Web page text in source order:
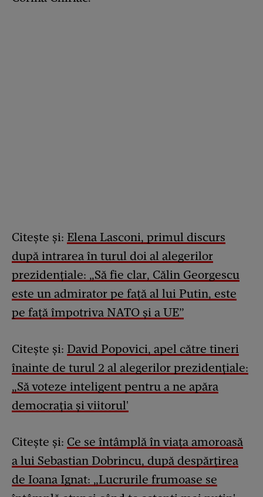
Citește și: Elena Lasconi, primul discurs
după intrarea în turul doi al alegerilor
prezidențiale: „Să fie clar, Călin Georgescu
este un admirator pe față al lui Putin, este
pe față împotriva NATO și a UE”
Citește și: David Popovici, apel către tineri
înainte de turul 2 al alegerilor prezidențiale:
„Să voteze inteligent pentru a ne apăra
democrația și viitorul'
Citește și: Ce se întâmplă în viața amoroasă
a lui Sebastian Dobrincu, după despărțirea
de Ioana Ignat: „Lucrurile frumoase se